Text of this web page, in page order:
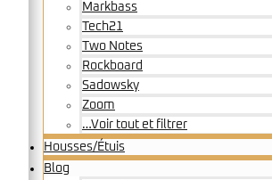
Markbass
Tech21
Two Notes
Rockboard
Sadowsky
Zoom
…Voir tout et filtrer
Housses/Étuis
Blog